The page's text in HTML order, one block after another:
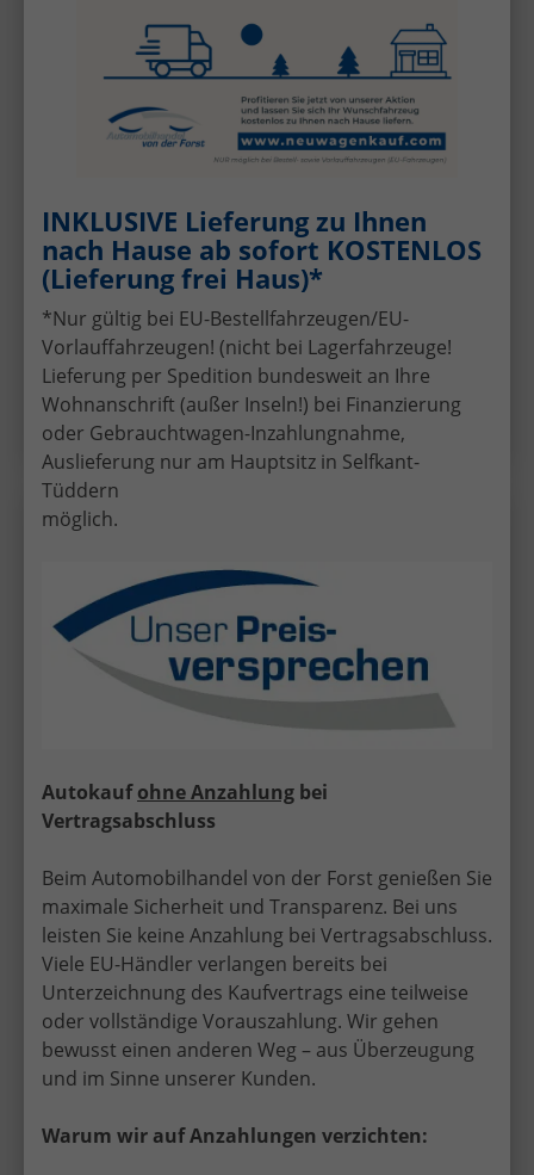
Sofort lieferbar 19.630,– €
incl. 19% MwSt.
ab 152,– € mtl.
5-türig, 1.0 59kW / 80PS, 59 kW (80 PS), 999 cm³,
Verbrennungsmotor (ICE), Benzin, Kraftstoffverbrauch
kombiniert 5,3 l/100km (WLTP), CO₂-Emission
kombiniert 121.00 g/km (WLTP), CO₂-Klasse D,
Außenfarbe: [0Q0Q] Pure White, Garantieleistung:
Fahrzeuggarantie vom Hersteller, HU/AU neu,
Nichtraucher-Fahrzeug, Zustand, Beschaffenheit:
Scheckheftgepflegt, Zustand: unfallfrei, Fahrzeugnr.:
60919
Details
Volkswagen
Polo 1.0 MPI
Sofort lieferbar 19.630,– €
ab 152,– € mtl.
3 Zylinder, Schalt. 5-Gang, Frontantrieb,
Verbrennungsmotor (ICE), Benzin, Kraftstoffverbrauch
INKLUSIVE Lieferung zu Ihnen
nach Hause ab sofort KOSTENLOS
(Lieferung frei Haus)*
*Nur gültig bei EU-Bestellfahrzeugen/EU-
Vorlauffahrzeugen! (nicht bei Lagerfahrzeuge!
Lieferung per Spedition bundesweit an Ihre
Wohnanschrift (außer Inseln!) bei Finanzierung
oder Gebrauchtwagen-Inzahlungnahme,
Auslieferung nur am Hauptsitz in Selfkant-
Tüddern
möglich.
Autokaufohne Anzahlung bei
Vertragsabschluss
Beim Automobilhandel von der Forst genießen Sie
maximale Sicherheit und Transparenz. Bei uns
leisten Sie keine Anzahlung bei Vertragsabschluss.
Viele EU-Händler verlangen bereits bei
Unterzeichnung des Kaufvertrags eine teilweise
oder vollständige Vorauszahlung. Wir gehen
bewusst einen anderen Weg – aus Überzeugung
und im Sinne unserer Kunden.
Warum wir auf Anzahlungen verzichten: